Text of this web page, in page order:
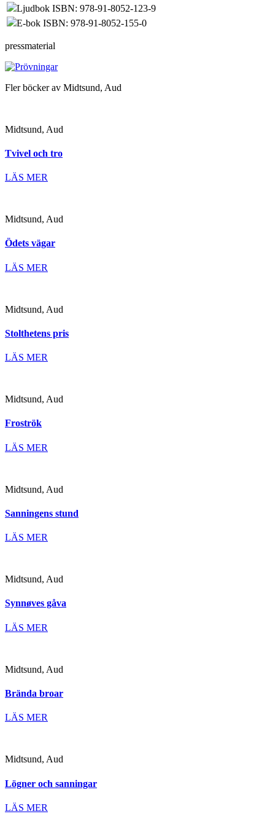
Ljudbok ISBN: 978-91-8052-123-9
E-bok ISBN: 978-91-8052-155-0
pressmaterial
Fler böcker av Midtsund, Aud
Midtsund, Aud
Tvivel och tro
LÄS MER
Midtsund, Aud
Ödets vägar
LÄS MER
Midtsund, Aud
Stolthetens pris
LÄS MER
Midtsund, Aud
Froströk
LÄS MER
Midtsund, Aud
Sanningens stund
LÄS MER
Midtsund, Aud
Synnøves gåva
LÄS MER
Midtsund, Aud
Brända broar
LÄS MER
Midtsund, Aud
Lögner och sanningar
LÄS MER